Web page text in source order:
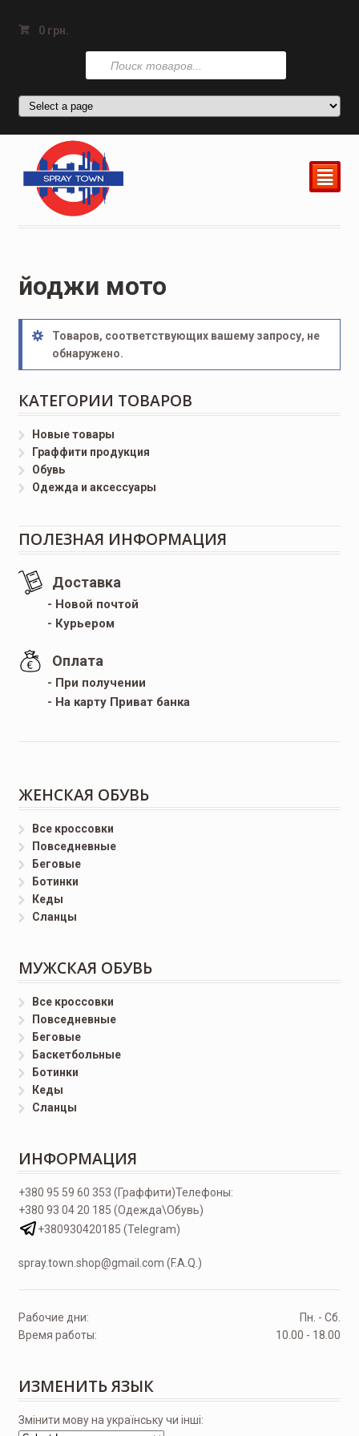
0 грн.
Поиск
товаров
²
йоджи мото
Товаров, соответствующих вашему запросу, не
обнаружено.
КАТЕГОРИИ ТОВАРОВ
Новые товары
Граффити продукция
Обувь
Одежда и аксессуары
ПОЛЕЗНАЯ ИНФОРМАЦИЯ
Доставка
- Новой почтой
- Курьером
Оплата
- При получении
- На карту Приват банка
ЖЕНСКАЯ ОБУВЬ
Все кроссовки
Повседневные
Беговые
Ботинки
Кеды
Сланцы
МУЖСКАЯ ОБУВЬ
Все кроссовки
Повседневные
Беговые
Баскетбольные
Ботинки
Кеды
Сланцы
ИНФОРМАЦИЯ
Телефоны:
+380 95 59 60 353 (Граффити)
+380 93 04 20 185 (Одежда\Обувь)
+380930420185 (Telegram)
spray.town.shop@gmail.com (F.A.Q.)
Рабочие дни:
Пн. - Сб.
Время работы:
10.00 - 18.00
ИЗМЕНИТЬ ЯЗЫК
Змінити мову на українську чи інші: